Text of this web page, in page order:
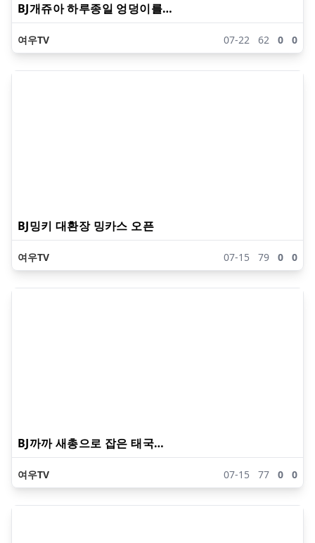
BJ개쥬아 하루종일 엉덩이를…
여우TV 07-22 62 0 0
BJ밍키 대환장 밍카스 오픈
여우TV 07-15 79 0 0
BJ까까 새총으로 잡은 태국…
여우TV 07-15 77 0 0